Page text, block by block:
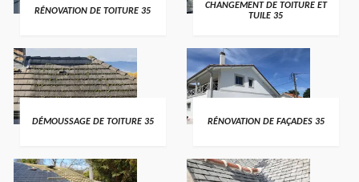
RÉNOVATION DE TOITURE 35
CHANGEMENT DE TOITURE ET
TUILE 35
DÉMOUSSAGE DE TOITURE 35 RÉNOVATION DE FAÇADES 35